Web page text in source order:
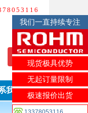
我要询价
我们
我们一直持续专注
现货极具优势
无起订量限制
极速报价出货